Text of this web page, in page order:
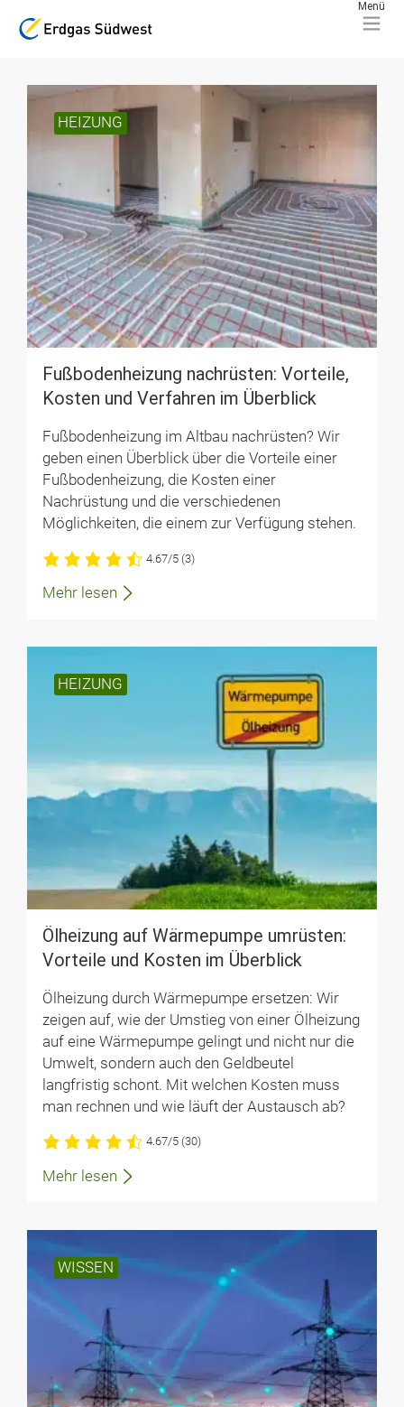
HEIZUNG
Fußbodenheizung nachrüsten: Vorteile,
Kosten und Verfahren im Überblick
Fußbodenheizung im Altbau nachrüsten? Wir
geben einen Überblick über die Vorteile einer
Fußbodenheizung, die Kosten einer
Nachrüstung und die verschiedenen
Möglichkeiten, die einem zur Verfügung stehen.
4.67/5 (3)
Mehr lesen
HEIZUNG
Ölheizung auf Wärmepumpe umrüsten:
Vorteile und Kosten im Überblick
Ölheizung durch Wärmepumpe ersetzen: Wir
zeigen auf, wie der Umstieg von einer Ölheizung
auf eine Wärmepumpe gelingt und nicht nur die
Umwelt, sondern auch den Geldbeutel
langfristig schont. Mit welchen Kosten muss
man rechnen und wie läuft der Austausch ab?
4.67/5 (30)
Mehr lesen
WISSEN